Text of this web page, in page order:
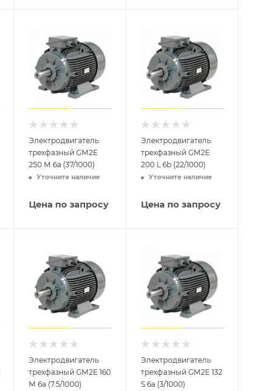
Электродвигатель
трехфазный GM2E
250 M 6a (37/1000)
Уточните наличие
Цена по запросу
Электродвигатель
трехфазный GM2E
200 L 6b (22/1000)
Уточните наличие
Цена по запросу
Электродвигатель
трехфазный GM2E 160
M 6a (7.5/1000)
Электродвигатель
трехфазный GM2E 132
S 6a (3/1000)